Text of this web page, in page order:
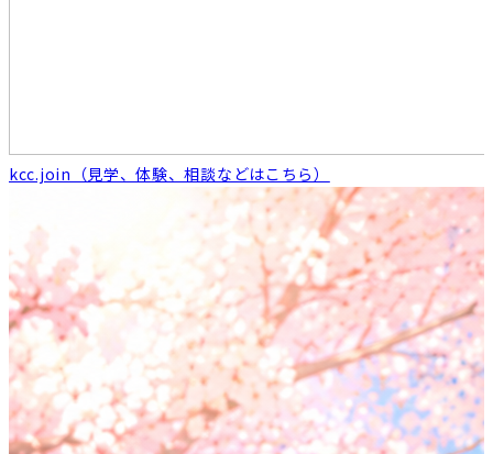
kcc.join（見学、体験、相談などはこちら）